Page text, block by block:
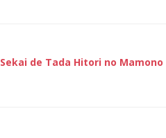
Sekai de Tada Hitori no